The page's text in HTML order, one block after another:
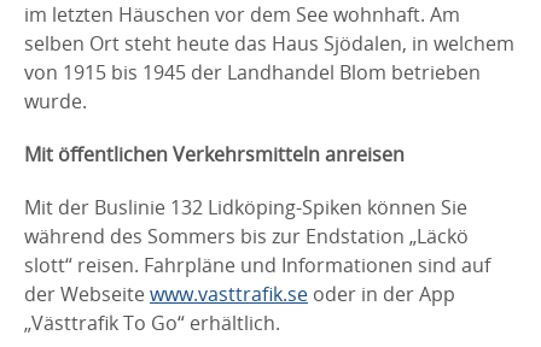
im letzten Häuschen vor dem See wohnhaft. Am
selben Ort steht heute das Haus Sjödalen, in welchem
von 1915 bis 1945 der Landhandel Blom betrieben
wurde.
Mit öffentlichen Verkehrsmitteln anreisen
Mit der Buslinie 132 Lidköping-Spiken können Sie
während des Sommers bis zur Endstation „Läckö
slott“ reisen. Fahrpläne und Informationen sind auf
der Webseitewww.vasttrafik.se oder in der App
„Västtrafik To Go“ erhältlich.